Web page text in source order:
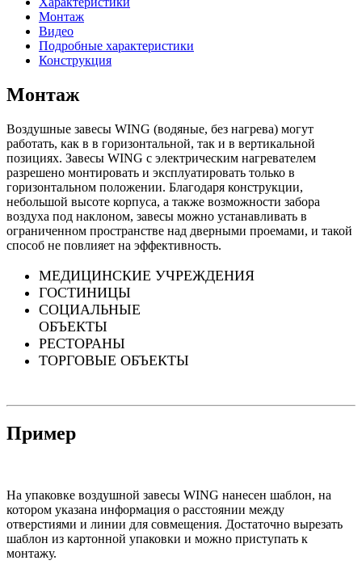
Монтаж
Видео
Подробные характеристики
Конструкция
Монтаж
Воздушные завесы WING (водяные, без нагрева) могут
работать, как в в горизонтальной, так и в вертикальной
позициях. Завесы WING c электрическим нагревателем
разрешено монтировать и эксплуатировать только в
горизонтальном положении. Благодаря конструкции,
небольшой высоте корпуса, а также возможности забора
воздуха под наклоном, завесы можно устанавливать в
ограниченном пространстве над дверными проемами, и такой
способ не повлияет на эффективность.
МЕДИЦИНСКИЕ УЧРЕЖДЕНИЯ
ГОСТИНИЦЫ
СОЦИАЛЬНЫЕ
ОБЪЕКТЫ
РЕСТОРАНЫ
ТОРГОВЫЕ ОБЪЕКТЫ
Пример
На упаковке воздушной завесы WING нанесен шаблон, на
котором указана информация о расстоянии между
отверстиями и линии для совмещения. Достаточно вырезать
шаблон из картонной упаковки и можно приступать к
монтажу.